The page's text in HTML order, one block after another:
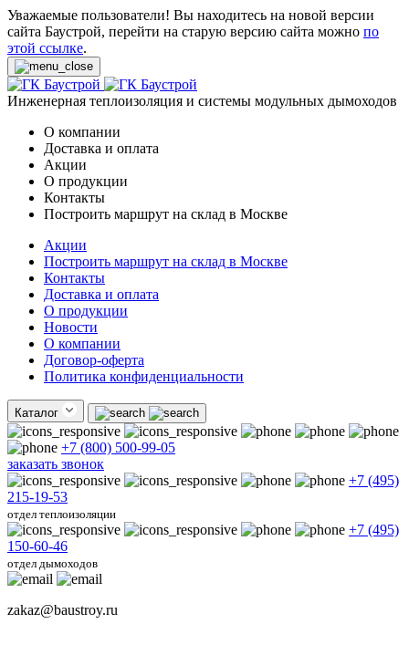
Уважаемые пользователи! Вы находитесь на новой версии
сайта Баустрой, перейти на старую версию сайта можно по
этой ссылке.
Инженерная теплоизоляция и системы модульных дымоходов
О компании
Доставка и оплата
Акции
О продукции
Контакты
Построить маршрут на склад в Москве
Акции
Построить маршрут на склад в Москве
Контакты
Доставка и оплата
О продукции
Новости
О компании
Договор-оферта
Политика конфиденциальности
Каталог
+7 (800) 500-99-05
заказать звонок
+7 (495)
215-19-53
отдел теплоизоляции
+7 (495)
150-60-46
отдел дымоходов
zakaz@baustroy.ru